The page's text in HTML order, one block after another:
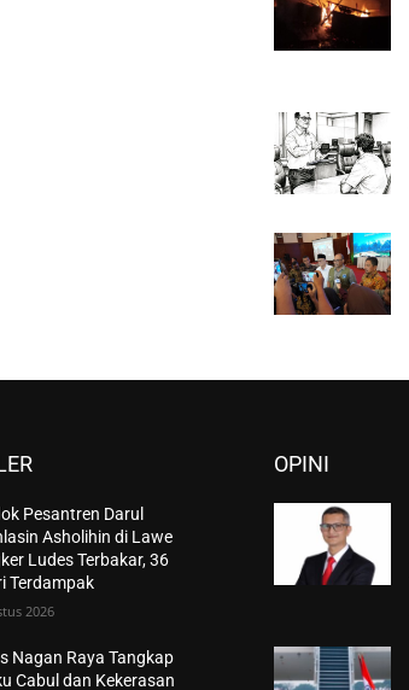
Pesantren Darul
Asholihin di Lawe
Ludes Terbakar, 36
Terdampak
2026
Nagan Raya Tangkap
Cabul dan Kekerasan
OPINI